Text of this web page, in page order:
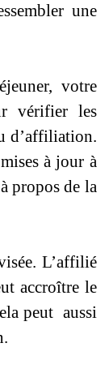
une
votre
vérifier les
d’affiliation.
à jour à
propos de la
L’affilié
accroître le
peut aussi